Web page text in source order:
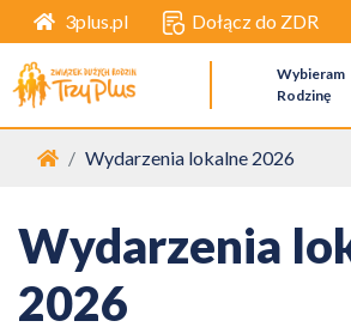
3plus.pl Dołącz do ZDR
Wybieram
Rodzinę
Strona główna
Wydarzenia lokalne 2026
Wydarzenia
2026